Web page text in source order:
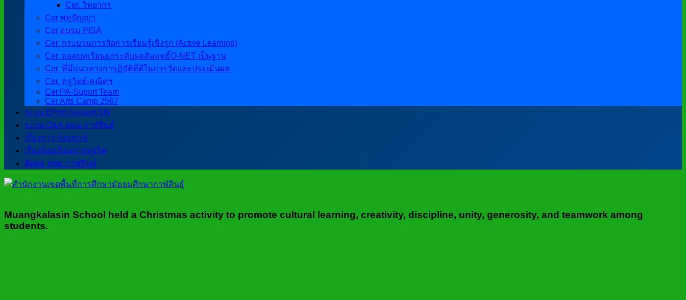
Cer. วิทยากร
Cer พหุปัญญา
Cer อบรม PISA
Cer. กระบวนการจัดการเรียนรู้เชิงรุก (Active Learning)
Cer. ถอดบทเรียนยกระดับผลสัมฤทธิ์O-NET เป็นฐาน
Cer. ที่มีแนวทางการฏิบัติที่ดีในการวัดและประเมินผล
Cer. ครูวิทย์-คณิตฯ
Cer.PA-Suport Team
Cer.Arts Camp 2567
ระบบ EPort-SesaoKSN
ระบบ Q&A สพม.กาฬสินธุ์
เรื่องราว-ร้องทุกข์
เรื่องร้องเรียนการทุจริต
ติดต่อ สพม.กาฬสินธุ์
Muangkalasin School held a Christmas activity to promote cultural learning, creativity, discipline, unity, generosity, and teamwork among
students.